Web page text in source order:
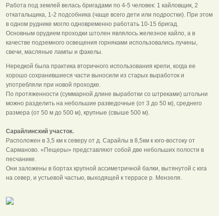
Работа под землей велась бригадами по 4-5 человек: 1 кайловщик, 2
откатальщика, 1-2 подсобника (чаще всего дети или подростки). При этом
в одном руднике могло одновременно работать 10-15 бригад.
Основным орудием проходки штолен являлось железное кайло, а в
качестве подземного освещения горняками использовались лучины,
свечи, масляные лампы и факелы.
Нередкой была практика вторичного использования крепи, когда ее
хорошо сохранившиеся части выносили из старых выработок и
употребляли при новой проходке.
По протяженности (суммарной длине выработки со штреками) штольни
можно разделить на небольшие разведочные (от 3 до 50 м), среднего
размера (от 50 м до 500 м), крупные (свыше 500 м).
Сарайлинский участок.
Расположен в 3,5 км к северу от д. Сарайлы в 8,5км к юго-востоку от
Сарманово. «Пещеры» представляют собой две небольших полости в
песчанике.
Они заложены в бортах крупной ассиметричной балки, вытянутой с юга
на север, и устьевой частью, выходящей к террасе р. Мензеля.